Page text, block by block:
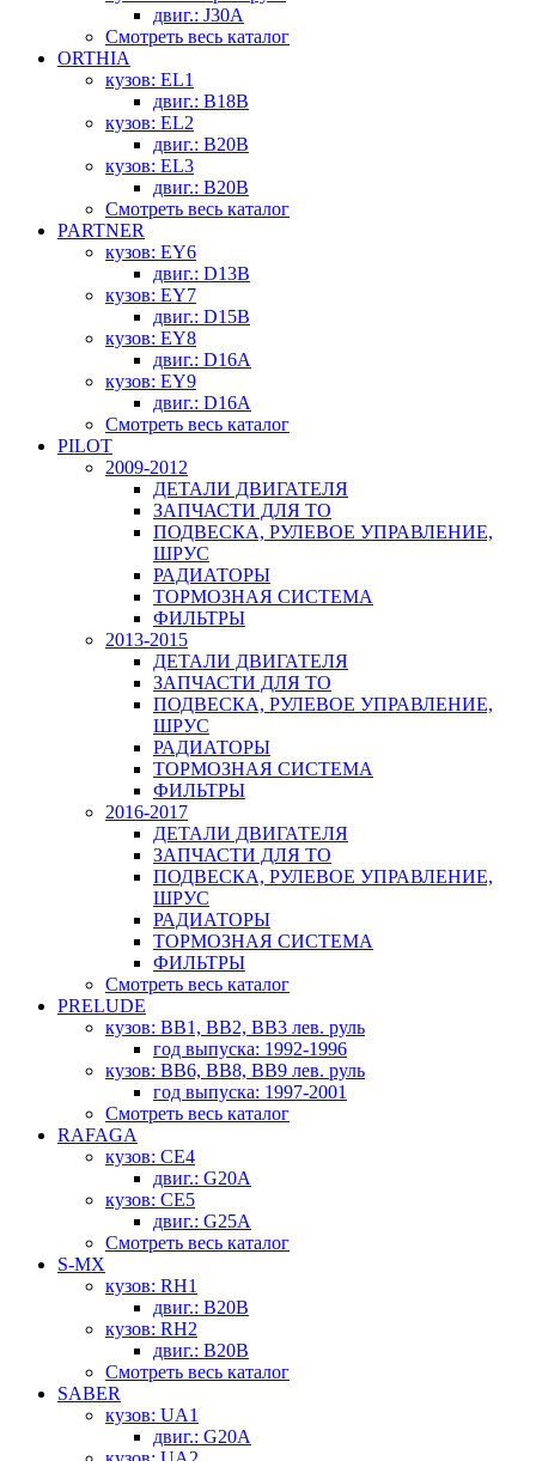
двиг.: J30A
Смотреть весь каталог
ORTHIA
кузов: EL1
двиг.: B18B
кузов: EL2
двиг.: B20B
кузов: EL3
двиг.: B20B
Смотреть весь каталог
PARTNER
кузов: EY6
двиг.: D13B
кузов: EY7
двиг.: D15B
кузов: EY8
двиг.: D16A
кузов: EY9
двиг.: D16A
Смотреть весь каталог
PILOT
2009-2012
ДЕТАЛИ ДВИГАТЕЛЯ
ЗАПЧАСТИ ДЛЯ ТО
ПОДВЕСКА, РУЛЕВОЕ УПРАВЛЕНИЕ,
ШРУС
РАДИАТОРЫ
ТОРМОЗНАЯ СИСТЕМА
ФИЛЬТРЫ
2013-2015
ДЕТАЛИ ДВИГАТЕЛЯ
ЗАПЧАСТИ ДЛЯ ТО
ПОДВЕСКА, РУЛЕВОЕ УПРАВЛЕНИЕ,
ШРУС
РАДИАТОРЫ
ТОРМОЗНАЯ СИСТЕМА
ФИЛЬТРЫ
2016-2017
ДЕТАЛИ ДВИГАТЕЛЯ
ЗАПЧАСТИ ДЛЯ ТО
ПОДВЕСКА, РУЛЕВОЕ УПРАВЛЕНИЕ,
ШРУС
РАДИАТОРЫ
ТОРМОЗНАЯ СИСТЕМА
ФИЛЬТРЫ
Смотреть весь каталог
PRELUDE
кузов: BB1, BB2, BB3 лев. руль
год выпуска: 1992-1996
кузов: BB6, BB8, BB9 лев. руль
год выпуска: 1997-2001
Смотреть весь каталог
RAFAGA
кузов: CE4
двиг.: G20A
кузов: CE5
двиг.: G25A
Смотреть весь каталог
S-MX
кузов: RH1
двиг.: B20B
кузов: RH2
двиг.: B20B
Смотреть весь каталог
SABER
кузов: UA1
двиг.: G20A